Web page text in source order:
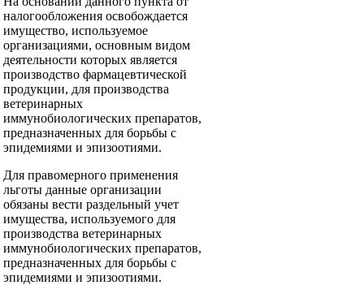
налогообложения освобождается
имущество, используемое
организациями, основным видом
деятельности которых является
производство фармацевтической
продукции, для производства
ветеринарных
иммунобиологических препаратов,
предназначенных для борьбы с
эпидемиями и эпизоотиями.
Для правомерного применения
льготы данные организации
обязаны вести раздельный учет
имущества, используемого для
производства ветеринарных
иммунобиологических препаратов,
предназначенных для борьбы с
эпидемиями и эпизоотиями.